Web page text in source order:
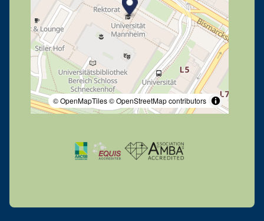
© OpenMapTiles© OpenStreetMap contributors